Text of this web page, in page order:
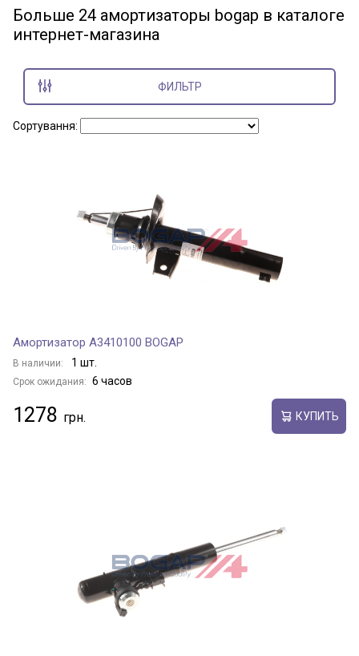
Great Wall
Hummer
Показать все марки
Больше 24 амортизаторы bogap в каталоге
интернет-магазина
ФИЛЬТР
Сортування:
Амортизатор A3410100 BOGAP
В наличии: 1 шт.
Срок ожидания: 6 часов
1278 КУПИТЬ